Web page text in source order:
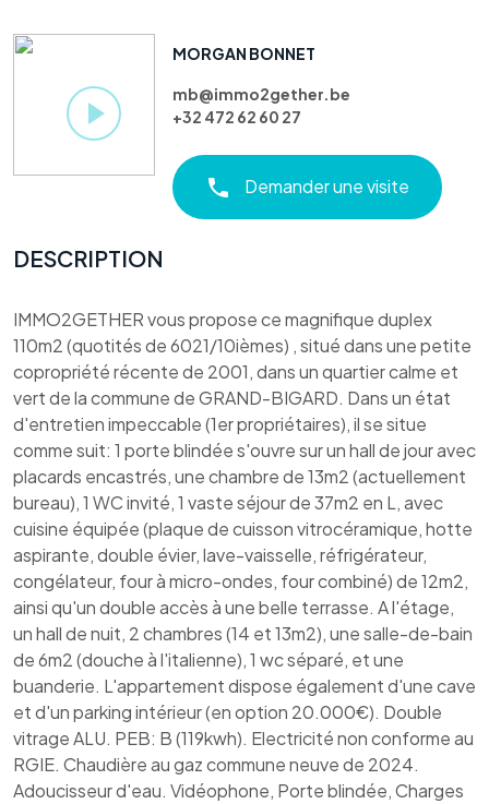
MORGAN BONNET
mb@immo2gether.be
+32 472 62 60 27
Demander une visite
DESCRIPTION
IMMO2GETHER vous propose ce magnifique duplex
110m2 (quotités de 6021/10ièmes) , situé dans une petite
copropriété récente de 2001, dans un quartier calme et
vert de la commune de GRAND-BIGARD. Dans un état
d'entretien impeccable (1er propriétaires), il se situe
comme suit: 1 porte blindée s'ouvre sur un hall de jour avec
placards encastrés, une chambre de 13m2 (actuellement
bureau), 1 WC invité, 1 vaste séjour de 37m2 en L, avec
cuisine équipée (plaque de cuisson vitrocéramique, hotte
aspirante, double évier, lave-vaisselle, réfrigérateur,
congélateur, four à micro-ondes, four combiné) de 12m2,
ainsi qu'un double accès à une belle terrasse. A l'étage,
un hall de nuit, 2 chambres (14 et 13m2), une salle-de-bain
de 6m2 (douche à l'italienne), 1 wc séparé, et une
buanderie. L'appartement dispose également d'une cave
et d'un parking intérieur (en option 20.000€). Double
vitrage ALU. PEB: B (119kwh). Electricité non conforme au
RGIE. Chaudière au gaz commune neuve de 2024.
Adoucisseur d'eau. Vidéophone, Porte blindée, Charges